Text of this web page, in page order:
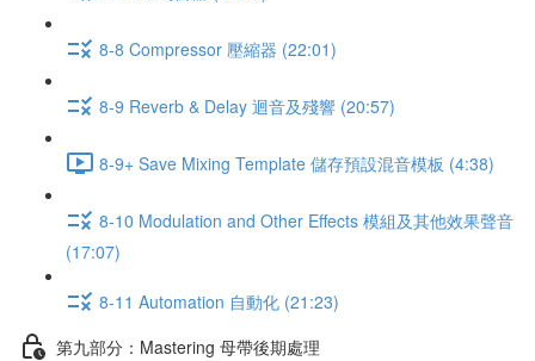
8-8 Compressor 壓縮器 (22:01)
8-9 Reverb & Delay 迴音及殘響 (20:57)
8-9+ Save Mixing Template 儲存預設混音模板 (4:38)
8-10 Modulation and Other Effects 模組及其他效果聲音
(17:07)
8-11 Automation 自動化 (21:23)
第九部分：Mastering 母帶後期處理